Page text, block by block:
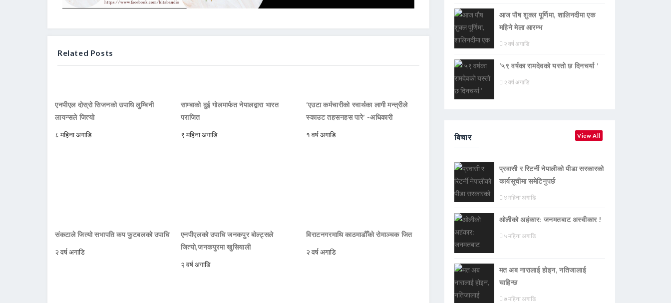
Related Posts
एनपीएल दोस्रो सिजनको उपाधि लुम्बिनी
लायन्सले जित्यो
८ महिना अगाडि
साम्बाको दुई गोलमार्फत नेपालद्वारा भारत
पराजित
९ महिना अगाडि
‘एउटा कर्मचारीको स्वार्थका लागी मन्त्रीले
स्काउट तहसनहस पारे’ -अधिकारी
१ वर्ष अगाडि
संकटाले जित्यो सभापति कप फुटबलको उपाधि
२ वर्ष अगाडि
एनपीएलको उपाधि जनकपुर बोल्ट्सले
जित्याे,जनकपुरमा खुसियाली
२ वर्ष अगाडि
विराटनगरमाथि काठमाडौँको रोमाञ्चक जित
२ वर्ष अगाडि
आज पौष शुक्ल पूर्णिमा, शालिनदीमा एक
महिने मेला आरम्भ
२ वर्ष अगाडि
‘५९ वर्षका रामदेवकाे यस्ताे छ दिनचर्या ’
२ वर्ष अगाडि
बिचार View All
प्रवासी र रिटर्नी नेपालीको पीडा सरकारको
कार्यसूचीमा समेटिनुपर्छ
४ महिना अगाडि
ओलीको अहंकार: जनमतबाट अस्वीकार !
५ महिना अगाडि
मत अब नारालाई होइन, नतिजालाई
चाहिन्छ
७ महिना अगाडि